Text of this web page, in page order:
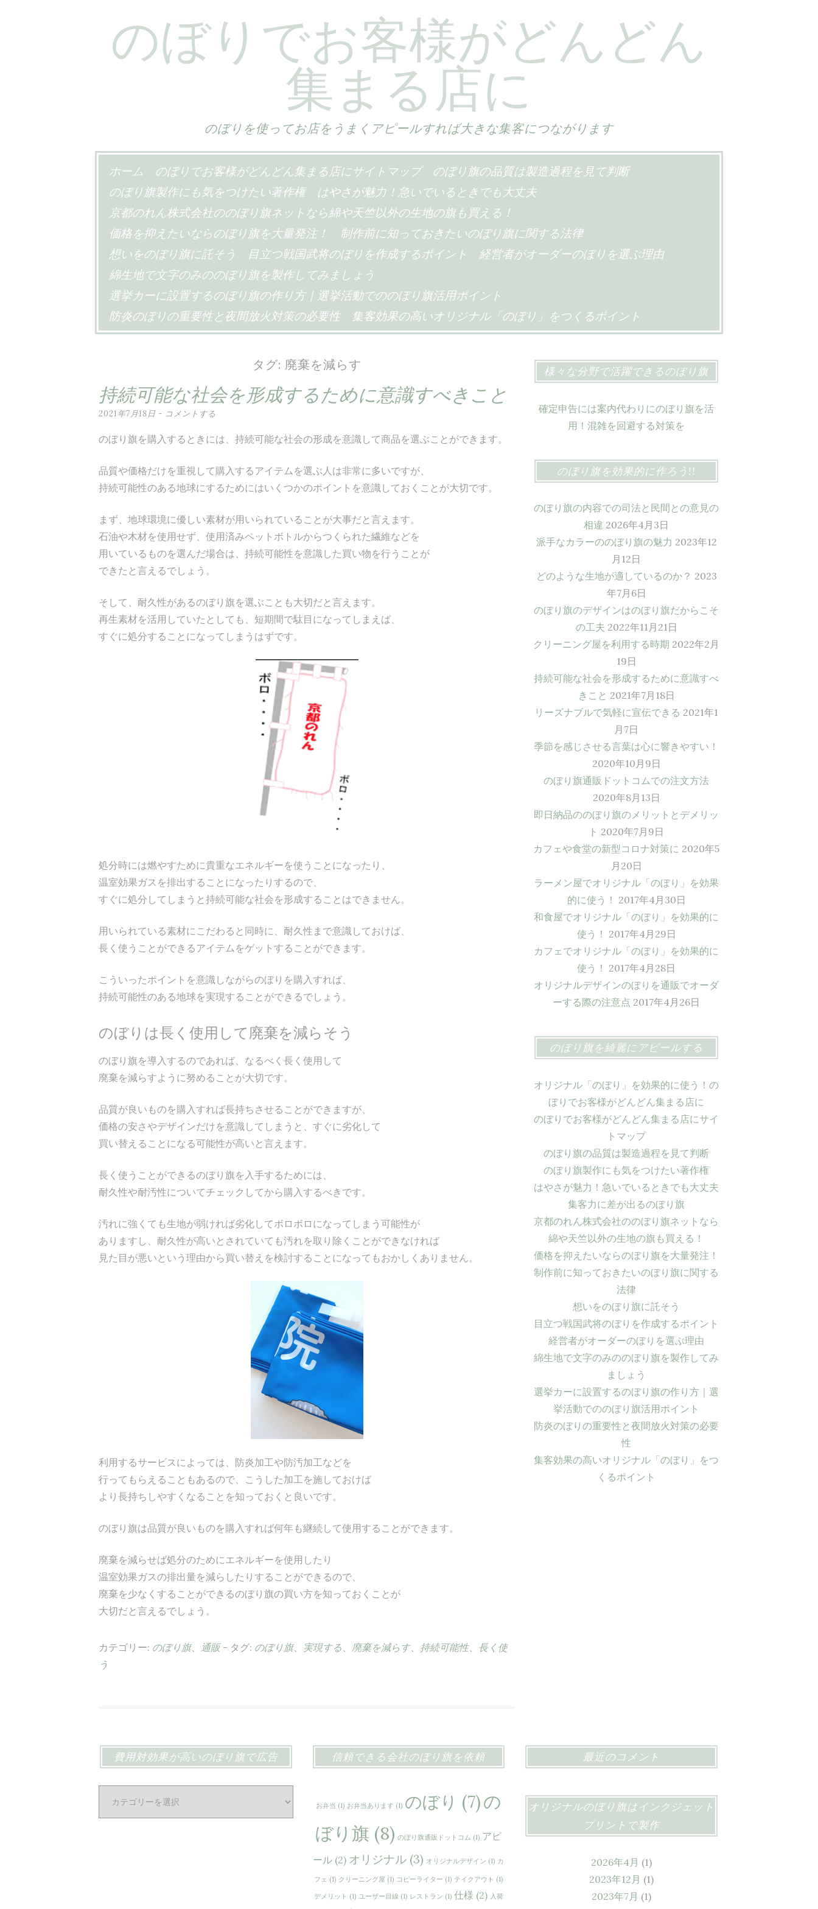
のぼりでお客様がどんどん
集まる店に
のぼりを使ってお店をうまくアピールすれば大きな集客につながります
コ
ン
テ
ン
ツ
へ
ス
キ
ッ
ホーム のぼりでお客様がどんどん集まる店にサイトマップ
のぼり旗の品質は製造過程を見て判断
のぼり旗製作にも気をつけたい著作権
はやさが魅力！急いでいるときでも大丈夫
京都のれん株式会社ののぼり旗ネットなら綿や天竺以外の生地の旗も買える！
価格を抑えたいならのぼり旗を大量発注！
制作前に知っておきたいのぼり旗に関する法律
想いをのぼり旗に託そう
目立つ戦国武将のぼりを作成するポイント
経営者がオーダーのぼりを選ぶ理由
綿生地で文字のみののぼり旗を製作してみましょう
選挙カーに設置するのぼり旗の作り方｜選挙活動でののぼり旗活用ポイント
防炎のぼりの重要性と夜間放火対策の必要性
集客効果の高いオリジナル「のぼり」をつくるポイント
タグ: 廃棄を減らす
持続可能な社会を形成するために意識すべきこと
2021年7月18日 コメントする
のぼり旗を購入するときには、持続可能な社会の形成を意識して商品を選ぶことができます。
品質や価格だけを重視して購入するアイテムを選ぶ人は非常に多いですが、
持続可能性のある地球にするためにはいくつかのポイントを意識しておくことが大切です。
まず、地球環境に優しい素材が用いられていることが大事だと言えます。
石油や木材を使用せず、使用済みペットボトルからつくられた繊維などを
用いているものを選んだ場合は、持続可能性を意識した買い物を行うことが
できたと言えるでしょう。
そして、耐久性があるのぼり旗を選ぶことも大切だと言えます。
再生素材を活用していたとしても、短期間で駄目になってしまえば、
すぐに処分することになってしまうはずです。
処分時には燃やすために貴重なエネルギーを使うことになったり、
温室効果ガスを排出することになったりするので、
すぐに処分してしまうと持続可能な社会を形成することはできません。
用いられている素材にこだわると同時に、耐久性まで意識しておけば、
長く使うことができるアイテムをゲットすることができます。
こういったポイントを意識しながらのぼりを購入すれば、
持続可能性のある地球を実現することができるでしょう。
のぼりは長く使用して廃棄を減らそう
のぼり旗を導入するのであれば、なるべく長く使用して
廃棄を減らすように努めることが大切です。
品質が良いものを購入すれば長持ちさせることができますが、
価格の安さやデザインだけを意識してしまうと、すぐに劣化して
買い替えることになる可能性が高いと言えます。
長く使うことができるのぼり旗を入手するためには、
耐久性や耐汚性についてチェックしてから購入するべきです。
汚れに強くても生地が弱ければ劣化してボロボロになってしまう可能性が
ありますし、耐久性が高いとされていても汚れを取り除くことができなければ
見た目が悪いという理由から買い替えを検討することになってもおかしくありません。
利用するサービスによっては、防炎加工や防汚加工などを
行ってもらえることもあるので、こうした加工を施しておけば
より長持ちしやすくなることを知っておくと良いです。
のぼり旗は品質が良いものを購入すれば何年も継続して使用することができます。
廃棄を減らせば処分のためにエネルギーを使用したり
温室効果ガスの排出量を減らしたりすることができるので、
廃棄を少なくすることができるのぼり旗の買い方を知っておくことが
大切だと言えるでしょう。
カテゴリー: のぼり旗、 通販 - タグ: のぼり旗、 実現する、 廃棄を減らす、 持続可能性、 長く使
う
様々な分野で活躍できるのぼり旗
確定申告には案内代わりにのぼり旗を活
用！混雑を回避する対策を
のぼり旗を効果的に作ろう!!
のぼり旗の内容での司法と民間との意見の
相違 2026年4月3日
派手なカラーののぼり旗の魅力 2023年12
月12日
どのような生地が適しているのか？ 2023
年7月6日
のぼり旗のデザインはのぼり旗だからこそ
の工夫 2022年11月21日
クリーニング屋を利用する時期 2022年2月
19日
持続可能な社会を形成するために意識すべ
きこと 2021年7月18日
リーズナブルで気軽に宣伝できる 2021年1
月7日
季節を感じさせる言葉は心に響きやすい！
2020年10月9日
のぼり旗通販ドットコムでの注文方法
2020年8月13日
即日納品ののぼり旗のメリットとデメリッ
ト 2020年7月9日
カフェや食堂の新型コロナ対策に 2020年5
月20日
ラーメン屋でオリジナル「のぼり」を効果
的に使う！ 2017年4月30日
和食屋でオリジナル「のぼり」を効果的に
使う！ 2017年4月29日
カフェでオリジナル「のぼり」を効果的に
使う！ 2017年4月28日
オリジナルデザインのぼりを通販でオーダ
ーする際の注意点 2017年4月26日
のぼり旗を綺麗にアピールする
オリジナル「のぼり」を効果的に使う！の
ぼりでお客様がどんどん集まる店に
のぼりでお客様がどんどん集まる店にサイ
トマップ
のぼり旗の品質は製造過程を見て判断
のぼり旗製作にも気をつけたい著作権
はやさが魅力！急いでいるときでも大丈夫
集客力に差が出るのぼり旗
京都のれん株式会社ののぼり旗ネットなら
綿や天竺以外の生地の旗も買える！
価格を抑えたいならのぼり旗を大量発注！
制作前に知っておきたいのぼり旗に関する
法律
想いをのぼり旗に託そう
目立つ戦国武将のぼりを作成するポイント
経営者がオーダーのぼりを選ぶ理由
綿生地で文字のみののぼり旗を製作してみ
ましょう
選挙カーに設置するのぼり旗の作り方｜選
挙活動でののぼり旗活用ポイント
防炎のぼりの重要性と夜間放火対策の必要
性
集客効果の高いオリジナル「のぼり」をつ
くるポイント
費用対効果が高いのぼり旗で広告 信頼できる会社のぼり旗を依頼
お弁当 (1) お弁当あります (1) のぼり (7)の
ぼり旗 (8) のぼり旗通販ドットコム (1) アピ
ール (2) オリジナル (3) オリジナルデザイン (1) カ
フェ (1) クリーニング屋 (1) コピーライター (1) テイクアウト (1)
デメリット (1) ユーザー目線 (1) レストラン (1) 仕様 (2) 入荷
最近のコメント
オリジナルのぼり旗はインクジェット
プリントで製作
2026年4月 (1)
2023年12月 (1)
2023年7月 (1)